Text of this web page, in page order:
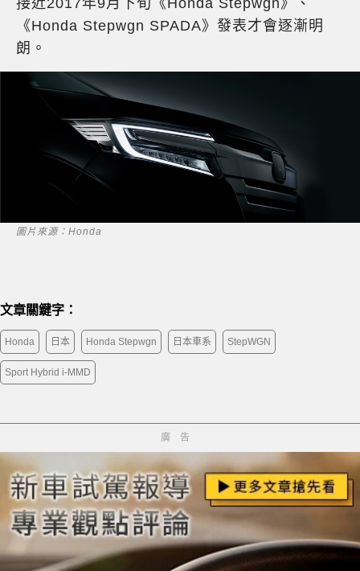
接近2017年9月下旬《Honda Stepwgn》、
《Honda Stepwgn SPADA》發表才會逐漸明
朗。
圖片來源：Honda
文章關鍵字：
Honda 日本 Honda Stepwgn 日本車系 StepWGN
Sport Hybrid i-MMD
廣告